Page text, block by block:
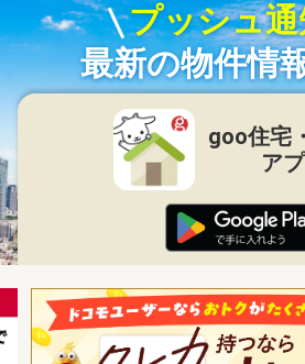
プッシュ
最新の物件情
goo住宅
ア